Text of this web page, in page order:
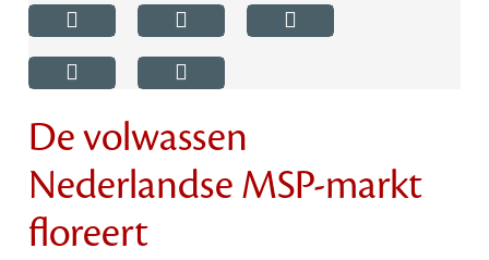
De volwassen
Nederlandse MSP-markt
floreert